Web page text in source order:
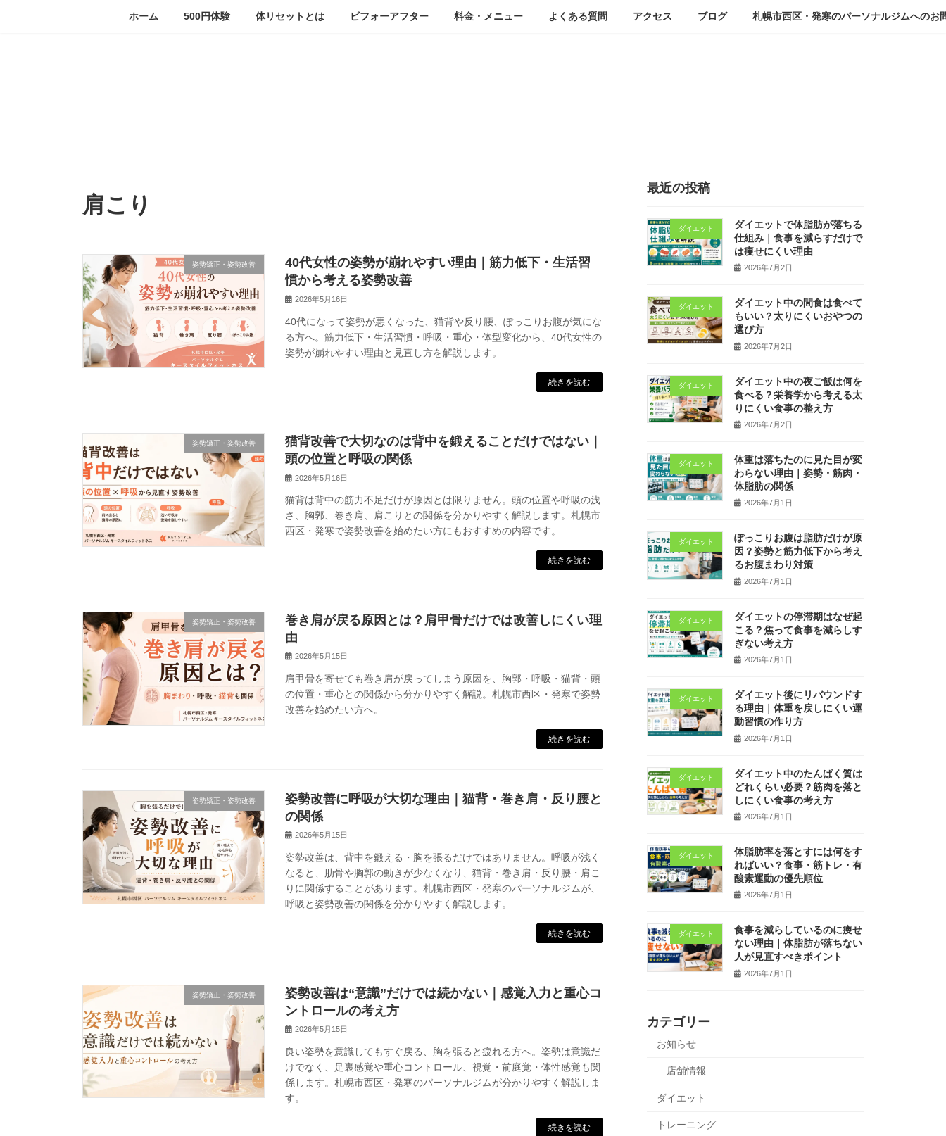
ホーム 500円体験 体リセットとは ビフォーアフター 料金・メニュー よくある質問 アクセス ブログ 札幌市西区・発寒のパーソナルジムへのお
肩こり
姿勢矯正・姿勢改善
40代女性の姿勢が崩れやすい理由｜筋力低下・生活習
慣から考える姿勢改善
2026年5月16日
40代になって姿勢が悪くなった、猫背や反り腰、ぽっこりお腹が気にな
る方へ。筋力低下・生活習慣・呼吸・重心・体型変化から、40代女性の
姿勢が崩れやすい理由と見直し方を解説します。
続きを読む
姿勢矯正・姿勢改善
猫背改善で大切なのは背中を鍛えることだけではない｜
頭の位置と呼吸の関係
2026年5月16日
猫背は背中の筋力不足だけが原因とは限りません。頭の位置や呼吸の浅
さ、胸郭、巻き肩、肩こりとの関係を分かりやすく解説します。札幌市
西区・発寒で姿勢改善を始めたい方にもおすすめの内容です。
続きを読む
姿勢矯正・姿勢改善
巻き肩が戻る原因とは？肩甲骨だけでは改善しにくい理
由
2026年5月15日
肩甲骨を寄せても巻き肩が戻ってしまう原因を、胸郭・呼吸・猫背・頭
の位置・重心との関係から分かりやすく解説。札幌市西区・発寒で姿勢
改善を始めたい方へ。
続きを読む
姿勢矯正・姿勢改善
姿勢改善に呼吸が大切な理由｜猫背・巻き肩・反り腰と
の関係
2026年5月15日
姿勢改善は、背中を鍛える・胸を張るだけではありません。呼吸が浅く
なると、肋骨や胸郭の動きが少なくなり、猫背・巻き肩・反り腰・肩こ
りに関係することがあります。札幌市西区・発寒のパーソナルジムが、
呼吸と姿勢改善の関係を分かりやすく解説します。
続きを読む
姿勢矯正・姿勢改善
姿勢改善は“意識”だけでは続かない｜感覚入力と重心コ
ントロールの考え方
2026年5月15日
良い姿勢を意識してもすぐ戻る、胸を張ると疲れる方へ。姿勢は意識だ
けでなく、足裏感覚や重心コントロール、視覚・前庭覚・体性感覚も関
係します。札幌市西区・発寒のパーソナルジムが分かりやすく解説しま
す。
続きを読む
最近の投稿
ダイエット
ダイエットで体脂肪が落ちる
仕組み｜食事を減らすだけで
は痩せにくい理由
2026年7月2日
ダイエット
ダイエット中の間食は食べて
もいい？太りにくいおやつの
選び方
2026年7月2日
ダイエット
ダイエット中の夜ご飯は何を
食べる？栄養学から考える太
りにくい食事の整え方
2026年7月2日
ダイエット
体重は落ちたのに見た目が変
わらない理由｜姿勢・筋肉・
体脂肪の関係
2026年7月1日
ダイエット
ぽっこりお腹は脂肪だけが原
因？姿勢と筋力低下から考え
るお腹まわり対策
2026年7月1日
ダイエット
ダイエットの停滞期はなぜ起
こる？焦って食事を減らしす
ぎない考え方
2026年7月1日
ダイエット
ダイエット後にリバウンドす
る理由｜体重を戻しにくい運
動習慣の作り方
2026年7月1日
ダイエット
ダイエット中のたんぱく質は
どれくらい必要？筋肉を落と
しにくい食事の考え方
2026年7月1日
ダイエット
体脂肪率を落とすには何をす
ればいい？食事・筋トレ・有
酸素運動の優先順位
2026年7月1日
ダイエット
食事を減らしているのに痩せ
ない理由｜体脂肪が落ちない
人が見直すべきポイント
2026年7月1日
カテゴリー
お知らせ
店舗情報
ダイエット
トレーニング